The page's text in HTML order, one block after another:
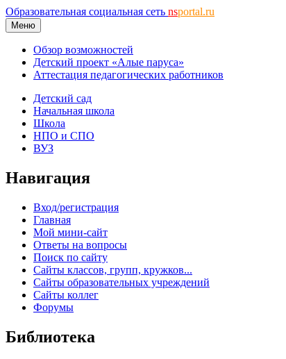
Образовательная социальная сеть nsportal.ru
Меню
Обзор возможностей
Детский проект «Алые паруса»
Аттестация педагогических работников
Детский сад
Начальная школа
Школа
НПО и СПО
ВУЗ
Навигация
Вход/регистрация
Главная
Мой мини-сайт
Ответы на вопросы
Поиск по сайту
Сайты классов, групп, кружков...
Сайты образовательных учреждений
Сайты коллег
Форумы
Библиотека